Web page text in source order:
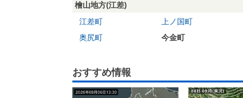
檜山地方(江差)
江差町
上ノ国町
奥尻町
今金町
おすすめ情報